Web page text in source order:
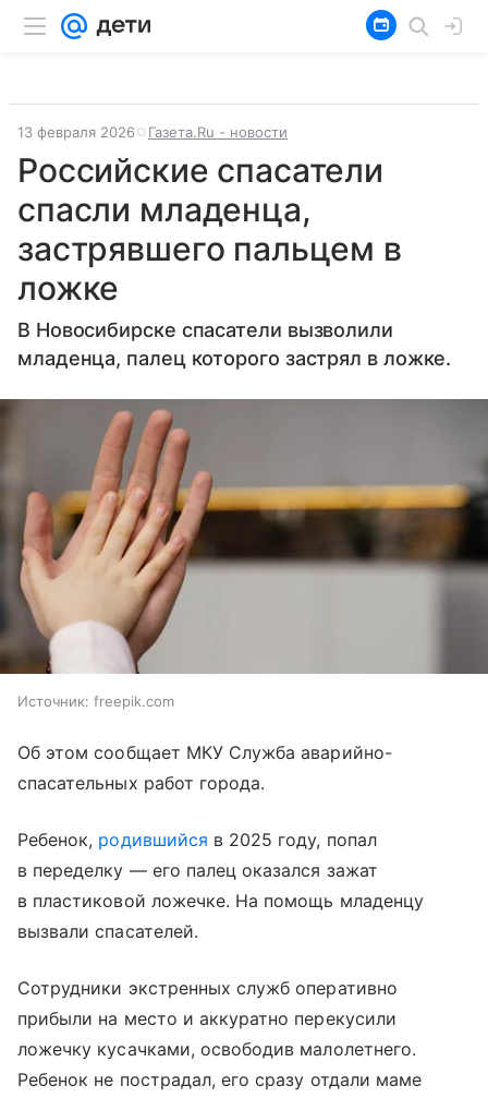
13 февраля 2026 Газета.Ru - новости
Российские спасатели
спасли младенца,
застрявшего пальцем в
ложке
В Новосибирске спасатели вызволили
младенца, палец которого застрял в ложке.
Источник: freepik.com
Об этом сообщает МКУ Служба аварийно-
спасательных работ города.
Ребенок, родившийся в 2025 году, попал
в переделку — его палец оказался зажат
в пластиковой ложечке. На помощь младенцу
вызвали спасателей.
Сотрудники экстренных служб оперативно
прибыли на место и аккуратно перекусили
ложечку кусачками, освободив малолетнего.
Ребенок не пострадал, его сразу отдали маме